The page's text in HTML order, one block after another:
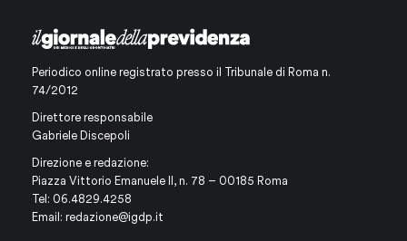
Periodico online registrato presso il Tribunale di Roma n.
74/2012
Direttore responsabile
Gabriele Discepoli
Direzione e redazione:
Piazza Vittorio Emanuele II, n. 78 – 00185 Roma
Tel: 06.4829.4258
Email: redazione@igdp.it